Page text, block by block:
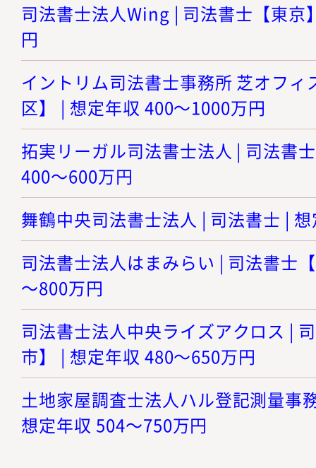
司法書士法人Wing | 司法書士【東京
円
イントリム司法書士事務所 芝オフ
区】 | 想定年収 400～1000万円
拓実リーガル司法書士法人 | 司法書
400～600万円
舞鶴中央司法書士法人 | 司法書士 |
司法書士法人はまみらい | 司法書士
～800万円
司法書士法人中央ライズアクロス |
市】 | 想定年収 480～650万円
土地家屋調査士法人ハル登記測量事
想定年収 504～750万円